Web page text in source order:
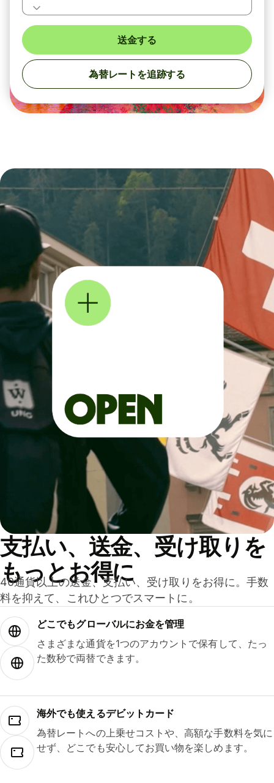
送金する
為替レートを追跡する
支払い、送金、受け取りを
もっとお得に
40通貨以上の送金、支払い、受け取りをお得に。手数
料を抑えて、これひとつでスマートに。
どこでもグ⁠ロ⁠ー⁠バ⁠ルにお金を管理
さまざまな通貨を1つのアカウントで保有して、たっ
た数秒で両替できます。
海外でも使えるデビットカード
為替レートへの上乗せコストや、高額な手数料を気に
せず、どこでも安心してお買い物を楽しめます。